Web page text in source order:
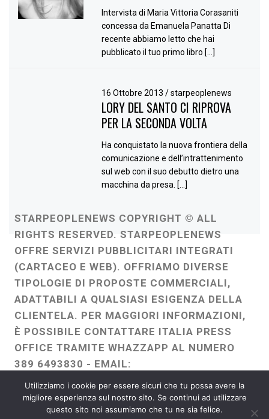
Intervista di Maria Vittoria Corasaniti
concessa da Emanuela Panatta Di
recente abbiamo letto che hai
pubblicato il tuo primo libro […]
16 Ottobre 2013/ starpeoplenews
LORY DEL SANTO CI RIPROVA
PER LA SECONDA VOLTA
Ha conquistato la nuova frontiera della
comunicazione e dell’intrattenimento
sul web con il suo debutto dietro una
macchina da presa. […]
STARPEOPLENEWS COPYRIGHT © ALL
RIGHTS RESERVED. STARPEOPLENEWS
OFFRE SERVIZI PUBBLICITARI INTEGRATI
(CARTACEO E WEB). OFFRIAMO DIVERSE
TIPOLOGIE DI PROPOSTE COMMERCIALI,
ADATTABILI A QUALSIASI ESIGENZA DELLA
CLIENTELA. PER MAGGIORI INFORMAZIONI,
È POSSIBILE CONTATTARE ITALIA PRESS
OFFICE TRAMITE WHAZZAPP AL NUMERO
389 6493830 - EMAIL:
ITALIAPRESSOFFICE@GMAIL.COM
WEBMASTER :FRANCESCO GENTILE
FREELANCE
Utilizziamo i cookie per essere sicuri che tu possa avere la
migliore esperienza sul nostro sito. Se continui ad utilizzare
questo sito noi assumiamo che tu ne sia felice.